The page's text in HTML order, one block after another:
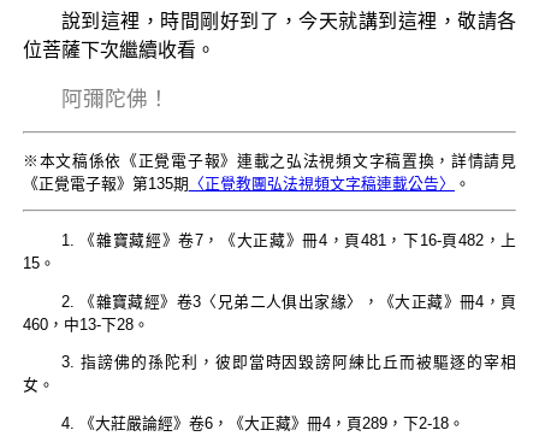
說到這裡，時間剛好到了，今天就講到這裡，敬請各
位菩薩下次繼續收看。
阿彌陀佛！
※本文稿係依《正覺電子報》連載之弘法視頻文字稿置換，詳情請見
《正覺電子報》第135期 〈正覺教團弘法視頻文字稿連載公告〉 。
1. 《雜寶藏經》卷7，《大正藏》冊4，頁481，下16-頁482，上
15。
2. 《雜寶藏經》卷3〈兄弟二人俱出家緣〉，《大正藏》冊4，頁
460，中13-下28。
3. 指謗佛的孫陀利，彼即當時因毀謗阿練比丘而被驅逐的宰相
女。
4. 《大莊嚴論經》卷6，《大正藏》冊4，頁289，下2-18。